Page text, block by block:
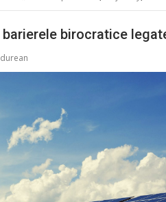
barierele birocratice